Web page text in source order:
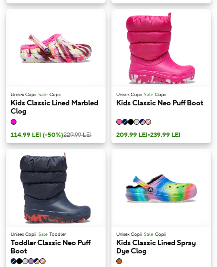
Unisex Copii Sale Copii
Kids Classic Lined Marbled
Clog
114.99 LEI (-50%)229.99 LEI
Unisex Copii Sale Copii
Kids Classic Neo Puff Boot
209.99 LEI-239.99 LEI
Unisex Copii Sale Toddler
Toddler Classic Neo Puff
Boot
Unisex Copii Sale Copii
Kids Classic Lined Spray
Dye Clog